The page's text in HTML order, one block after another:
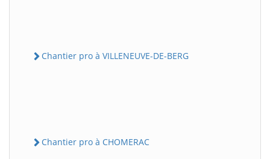
Chantier pro à VILLENEUVE-DE-BERG
Chantier pro à CHOMERAC